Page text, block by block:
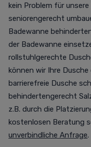
kein Problem für
seniorengerecht
Badewanne
der Badewanne
rollstuhlgerechte
können wir Ihre
barrierefreie Dusche
behindertengerecht
z.B. durch die
kostenlosen Beratung
unverbindliche Anfrage.